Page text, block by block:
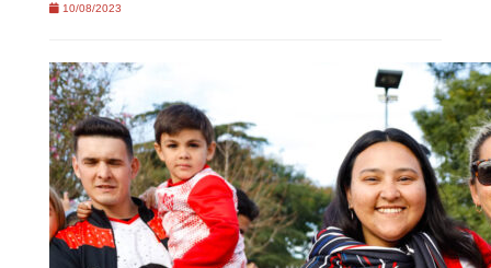
10/08/2023